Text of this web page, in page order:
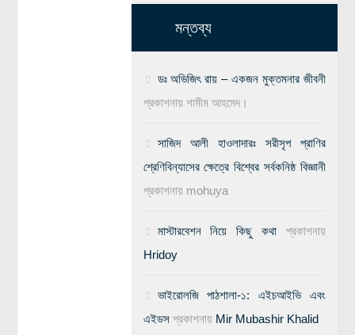
মন্তব্য
ডঃ অভিজিৎ রায় – একজন মুক্তমনার জীবনী
প্রকাশনায় শামীম আহমেদ।
সাজিদ আলী হাওলাদারঃ সরীসৃপ প্রাণির
শ্রেণিবিন্যাসের ক্ষেত্রে বিশ্বের সর্বকনিষ্ঠ বিজ্ঞানী
প্রকাশনায় mohuya
মাস্টারবেশন নিয়ে কিছু কথাপ্রকাশনায়
Hridoy
ভাইরোলজি পাঠশালা-১: এইচআইভি এবং
এইডসপ্রকাশনায় Mir Mubashir Khalid